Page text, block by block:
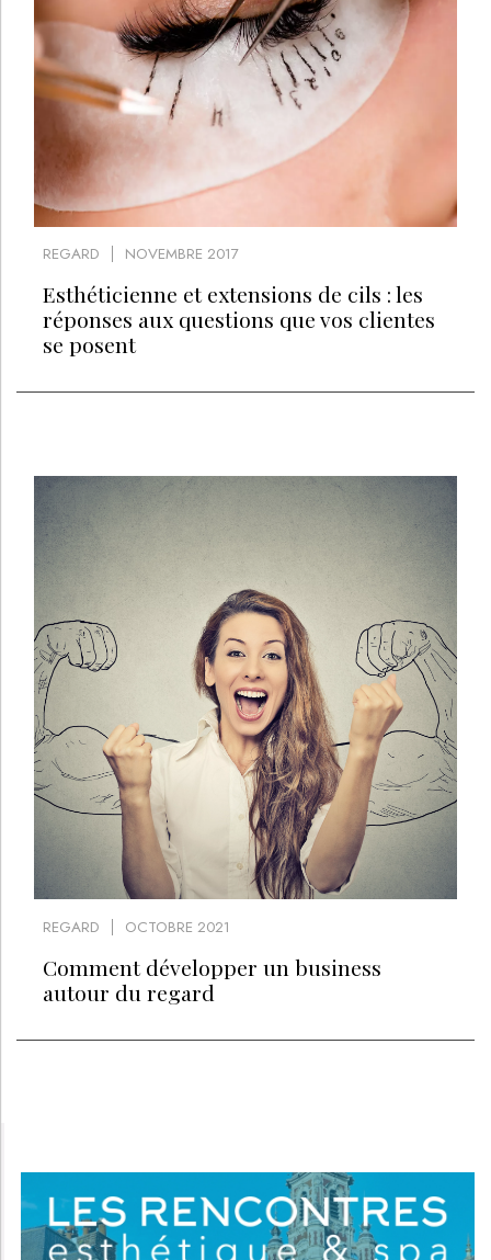
REGARD NOVEMBRE 2017
Esthéticienne et extensions de cils : les
réponses aux questions que vos clientes
se posent
REGARD OCTOBRE 2021
Comment développer un business
autour du regard